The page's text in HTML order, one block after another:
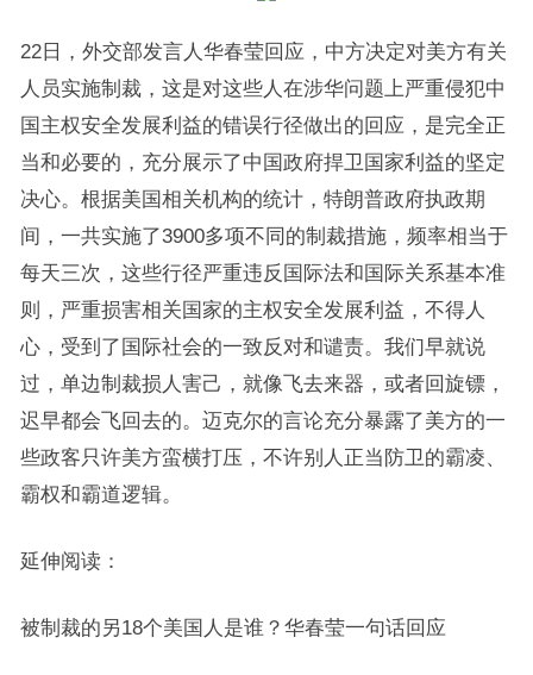
22日，外交部发言人华春莹回应，中方决定对美方有关
人员实施制裁，这是对这些人在涉华问题上严重侵犯中
国主权安全发展利益的错误行径做出的回应，是完全正
当和必要的，充分展示了中国政府捍卫国家利益的坚定
决心。根据美国相关机构的统计，特朗普政府执政期
间，一共实施了3900多项不同的制裁措施，频率相当于
每天三次，这些行径严重违反国际法和国际关系基本准
则，严重损害相关国家的主权安全发展利益，不得人
心，受到了国际社会的一致反对和谴责。我们早就说
过，单边制裁损人害己，就像飞去来器，或者回旋镖，
迟早都会飞回去的。迈克尔的言论充分暴露了美方的一
些政客只许美方蛮横打压，不许别人正当防卫的霸凌、
霸权和霸道逻辑。
延伸阅读：
被制裁的另18个美国人是谁？华春莹一句话回应